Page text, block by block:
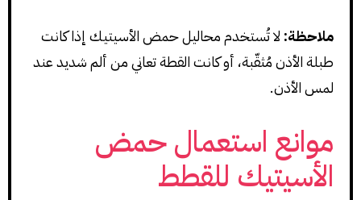
ملاحظة: لا تُستخدم محاليل حمض الأسيتيك إذا كانت
طبلة الأذن مُثقّبة، أو كانت القطة تعاني من ألم شديد عند
لمس الأذن.
موانع استعمال حمض
الأسيتيك للقطط